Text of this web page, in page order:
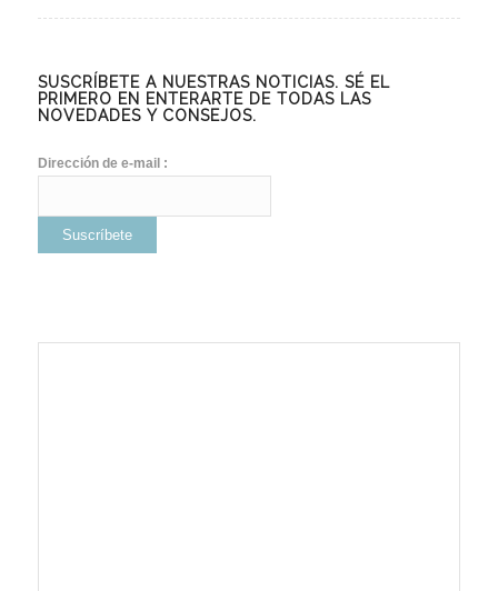
SUSCRÍBETE A NUESTRAS NOTICIAS. SÉ EL
PRIMERO EN ENTERARTE DE TODAS LAS
NOVEDADES Y CONSEJOS.
Dirección de e-mail :